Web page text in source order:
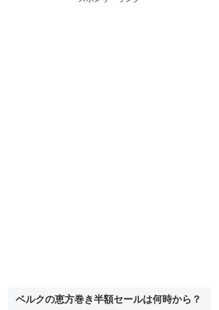
ベルクの恵方巻き半額セールは何時から？